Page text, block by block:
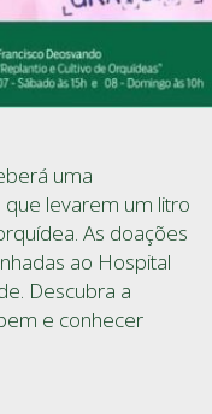
uma
levarem um litro
As doações
ao Hospital
Descubra a
e conhecer